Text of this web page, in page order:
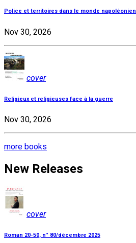
Police et territoires dans le monde napoléonien
Nov 30, 2026
cover
Religieux et religieuses face à la guerre
Nov 30, 2026
more books
New Releases
cover
Roman 20-50, n° 80/décembre 2025